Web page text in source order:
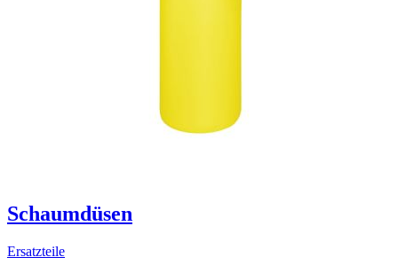
Schaumdüsen
Ersatzteile